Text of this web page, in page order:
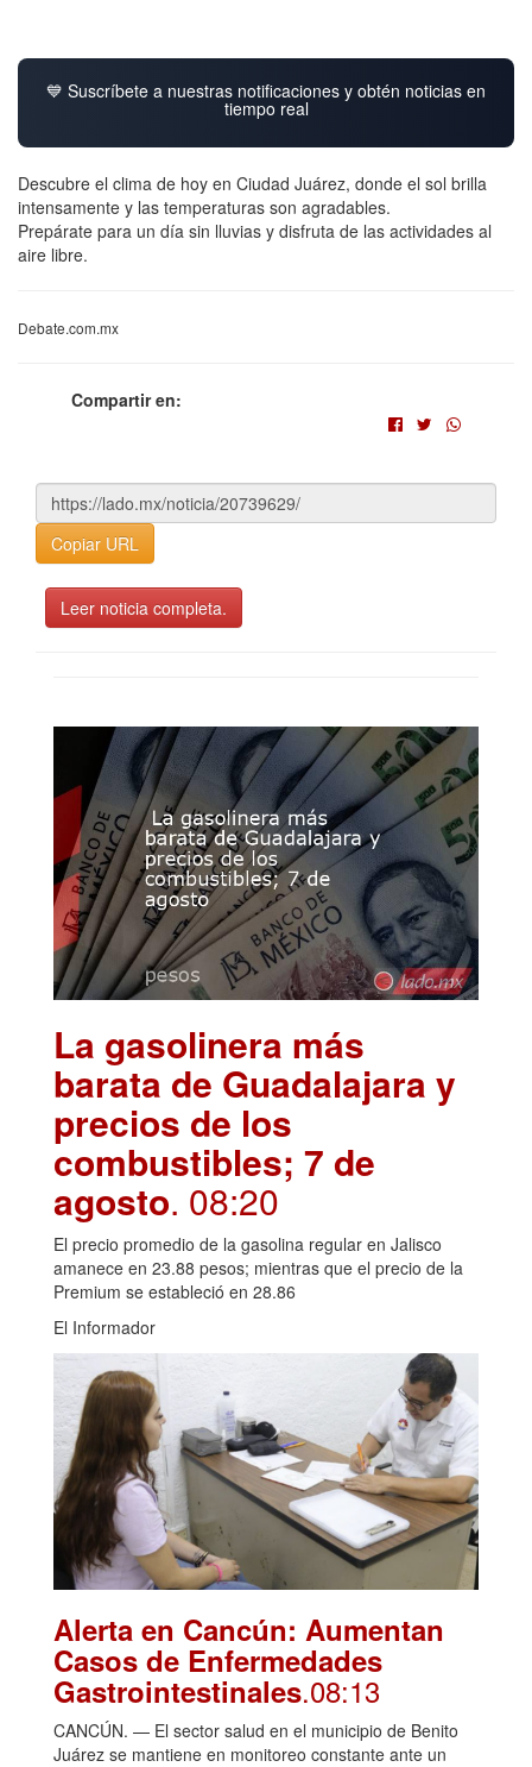
💙 Suscríbete a nuestras notificaciones y obtén noticias en
tiempo real
Descubre el clima de hoy en Ciudad Juárez, donde el sol brilla
intensamente y las temperaturas son agradables.
Prepárate para un día sin lluvias y disfruta de las actividades al
aire libre.
Debate.com.mx
Compartir en:
Copiar URL
Leer noticia completa.
La gasolinera más
barata de Guadalajara y
precios de los
combustibles; 7 de
agosto. 08:20
El precio promedio de la gasolina regular en Jalisco
amanece en 23.88 pesos; mientras que el precio de la
Premium se estableció en 28.86
El Informador
Alerta en Cancún: Aumentan
Casos de Enfermedades
Gastrointestinales.08:13
CANCÚN. — El sector salud en el municipio de Benito
Juárez se mantiene en monitoreo constante ante un